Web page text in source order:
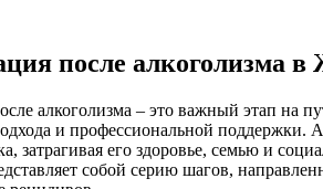
после алкоголизма в
алкоголизма – это важный этап на
и профессиональной поддержки.
затрагивая его здоровье, семью и
собой серию шагов,